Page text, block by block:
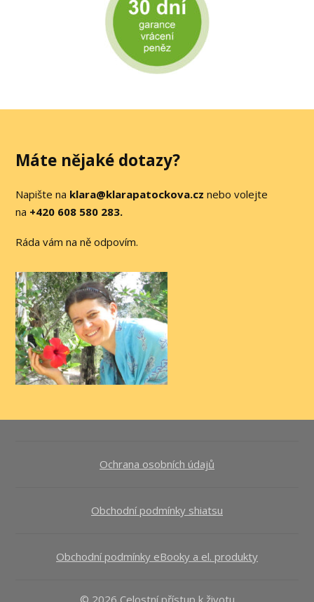
Máte nějaké dotazy?
Napište na klara@klarapatockova.cznebo volejte
na +420 608 580 283.
Ráda vám na ně odpovím.
Ochrana osobních údajů
Obchodní podmínky shiatsu
Obchodní podmínky eBooky a el. produkty